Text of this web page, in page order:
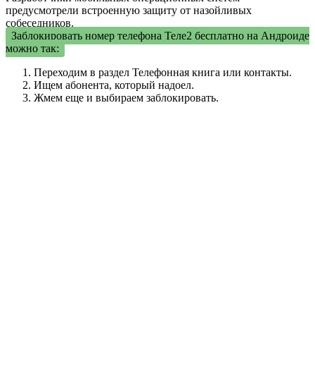
предусмотрели встроенную защиту от назойливых
собеседников.
Заблокировать номер телефона Теле2 бесплатно на Андроиде
можно так:
Переходим в раздел Телефонная книга или контакты.
Ищем абонента, который надоел.
Жмем еще и выбираем заблокировать.